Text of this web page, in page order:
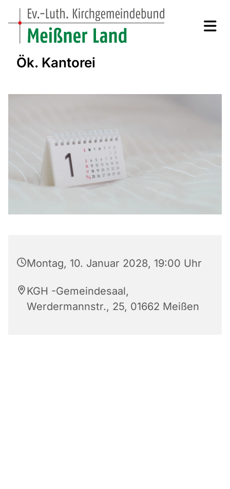
Ök. Kantorei
Montag, 10. Januar 2028, 19:00 Uhr
KGH -Gemeindesaal,
Werdermannstr., 25, 01662 Meißen